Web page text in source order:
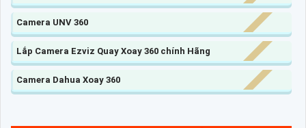
Camera UNV 360
Lắp Camera Ezviz Quay Xoay 360 chính Hãng
Camera Dahua Xoay 360